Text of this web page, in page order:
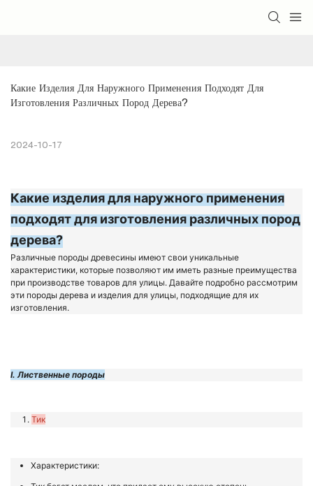
Какие Изделия Для Наружного Применения Подходят Для
Изготовления Различных Пород Дерева?
2024-10-17
Какие изделия для наружного применения
подходят для изготовления различных пород
дерева?
Различные породы древесины имеют свои уникальные
характеристики, которые позволяют им иметь разные преимущества
при производстве товаров для улицы. Давайте подробно рассмотрим
эти породы дерева и изделия для улицы, подходящие для их
изготовления.
I. Лиственные породы
Тик
Характеристики: